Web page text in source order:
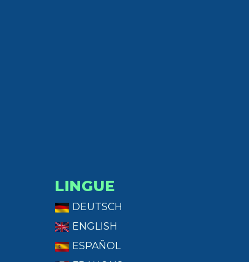
LINGUE
DEUTSCH
ENGLISH
ESPAÑOL